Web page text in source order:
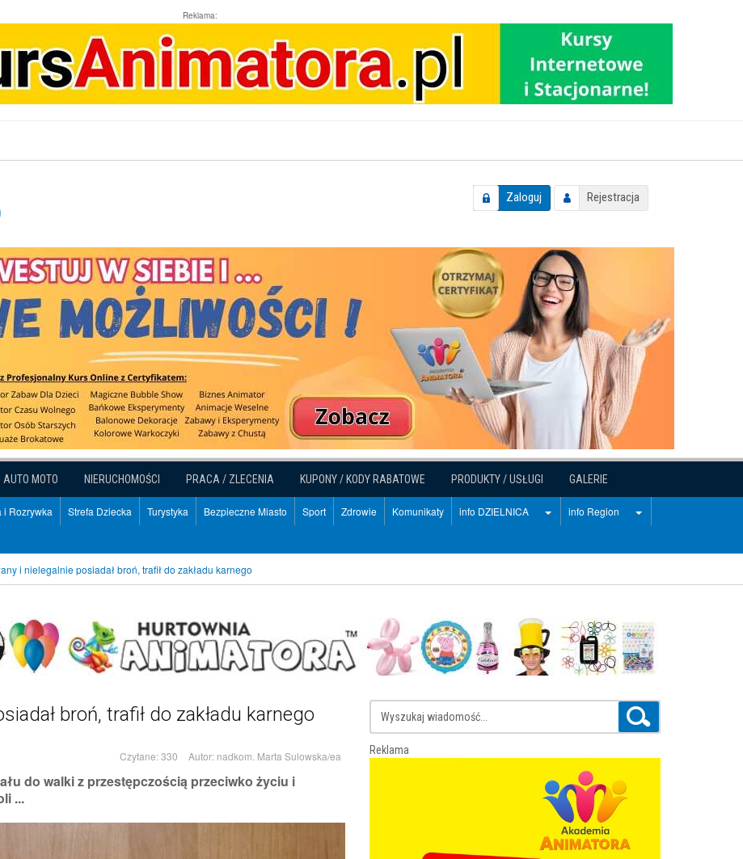
Reklama:
Zaloguj Rejestracja
AUTO MOTO NIERUCHOMOŚCI PRACA / ZLECENIA KUPONY / KODY RABATOWE PRODUKTY / USŁUGI GALERIE
i Rozrywka Strefa Dziecka Turystyka Bezpieczne Miasto Sport Zdrowie Komunikaty info DZIELNICA info Region
i nielegalnie posiadał broń, trafił do zakładu karnego
broń, trafił do zakładu karnego
Czytane: 330 Autor: nadkom. Marta Sulowska/ea
do walki z przestępczością przeciwko życiu i
...
Reklama